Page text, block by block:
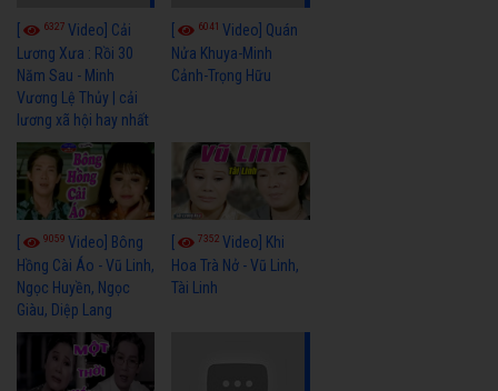
6327 Video] Cải
Lương Xưa : Rồi 30
Năm Sau - Minh
Vương Lệ Thủy | cải
lương xã hội hay nhất
6041Video] Quán
Nửa Khuya-Minh
Cảnh-Trọng Hữu
9059 Video] Bông
Hồng Cài Áo - Vũ Linh,
Ngọc Huyền, Ngọc
Giàu, Diệp Lang
7352Video] Khi
Hoa Trà Nở - Vũ Linh,
Tài Linh